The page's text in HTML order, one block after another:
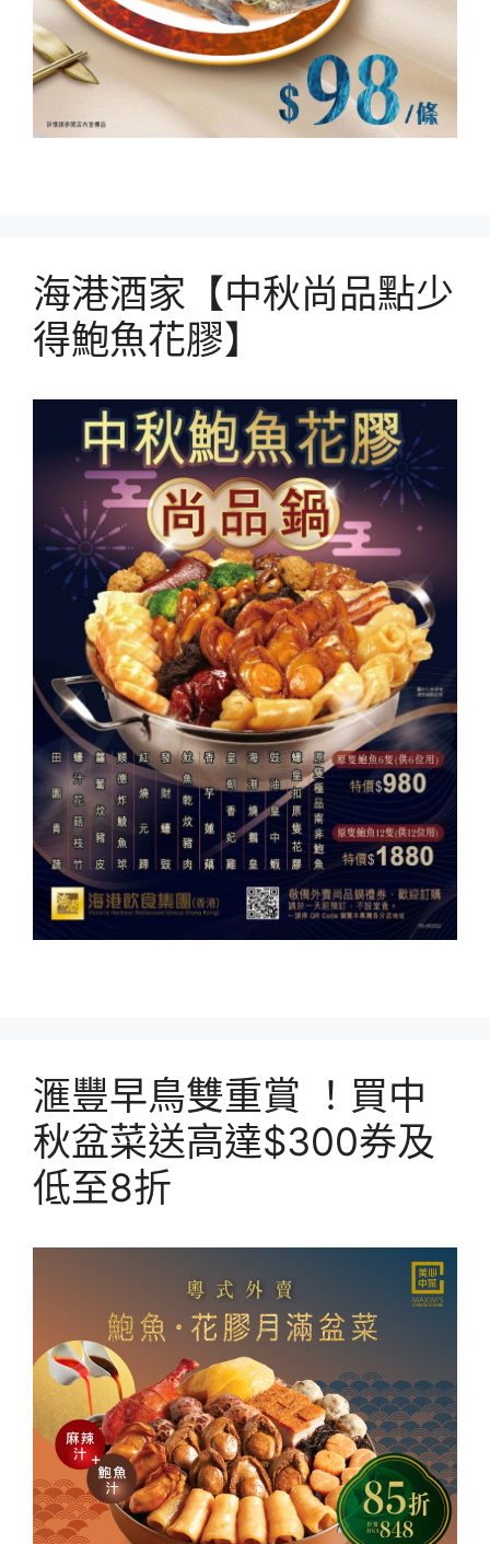
海港酒家【中秋尚品點少
得鮑魚花膠】
滙豐早鳥雙重賞 ！買中
秋盆菜送高達$300券及
低至8折